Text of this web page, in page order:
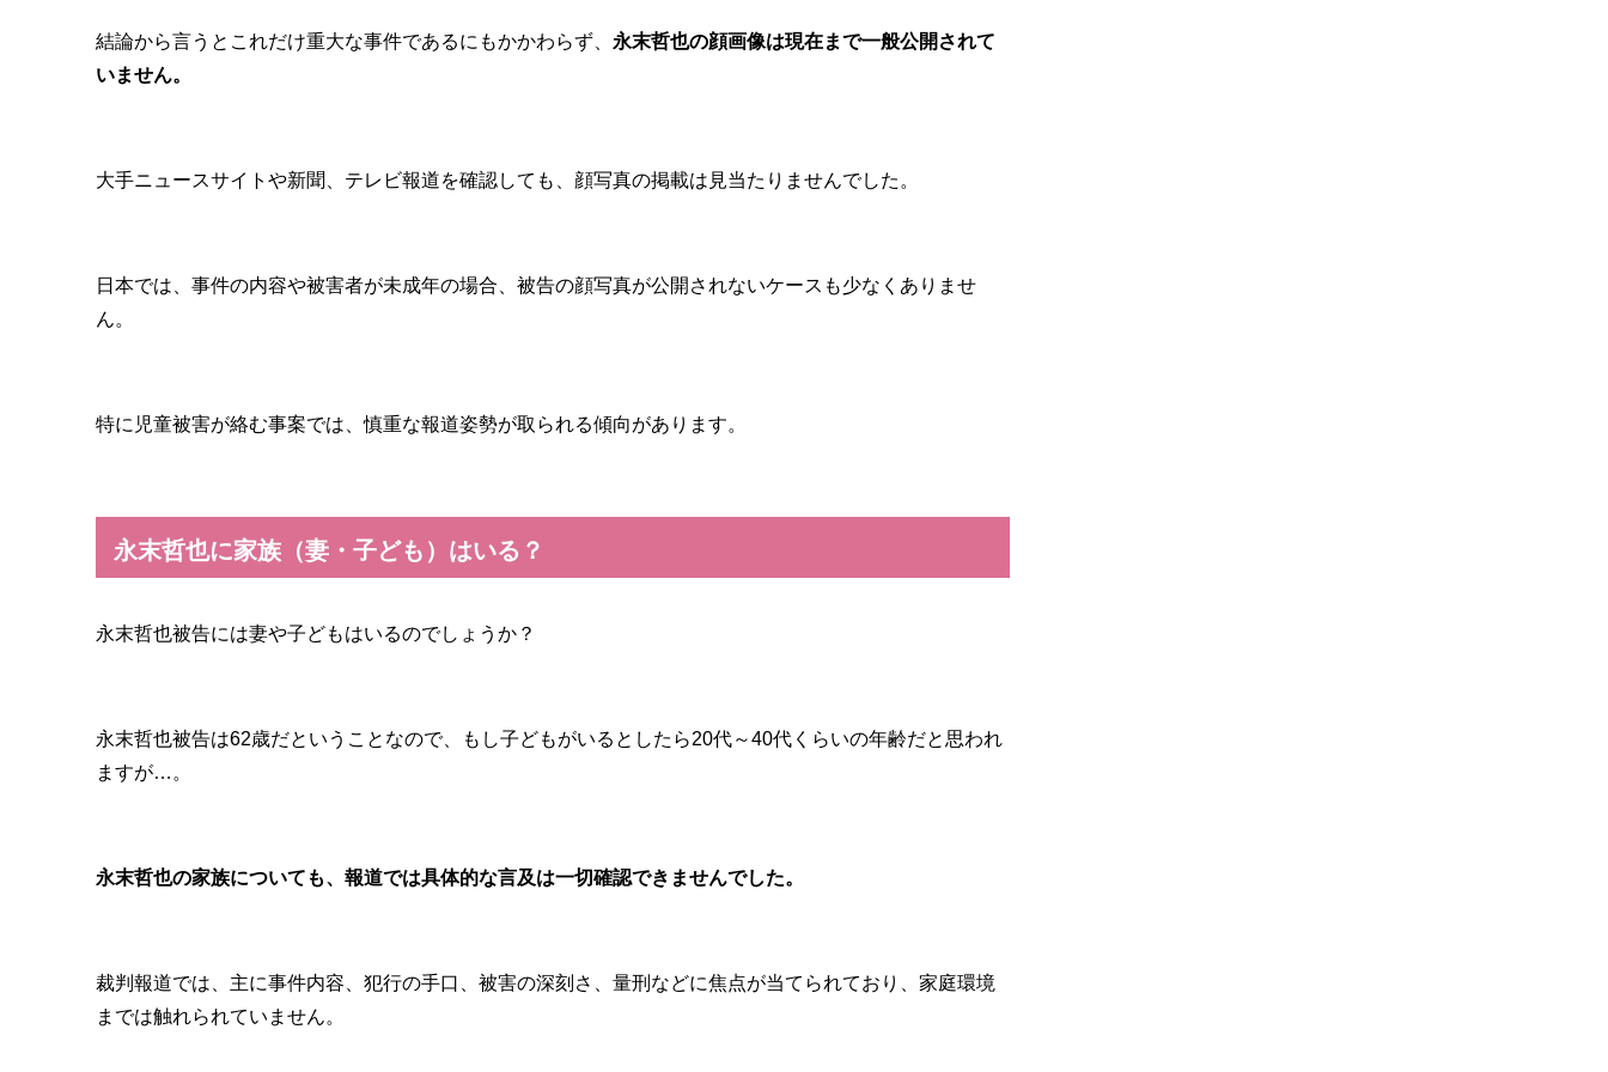
結論から言うとこれだけ重大な事件であるにもかかわらず、 永末哲也の顔画像は現在まで一般公開されて
いません。
大手ニュースサイトや新聞、テレビ報道を確認しても、顔写真の掲載は見当たりませんでした。
日本では、事件の内容や被害者が未成年の場合、被告の顔写真が公開されないケースも少なくありませ
ん。
特に児童被害が絡む事案では、慎重な報道姿勢が取られる傾向があります。
永末哲也に家族（妻・子ども）はいる？
永末哲也被告には妻や子どもはいるのでしょうか？
永末哲也被告は62歳だということなので、もし子どもがいるとしたら20代～40代くらいの年齢だと思われ
ますが…。
永末哲也の家族についても、報道では具体的な言及は一切確認できませんでした。
裁判報道では、主に事件内容、犯行の手口、被害の深刻さ、量刑などに焦点が当てられており、家庭環境
までは触れられていません。